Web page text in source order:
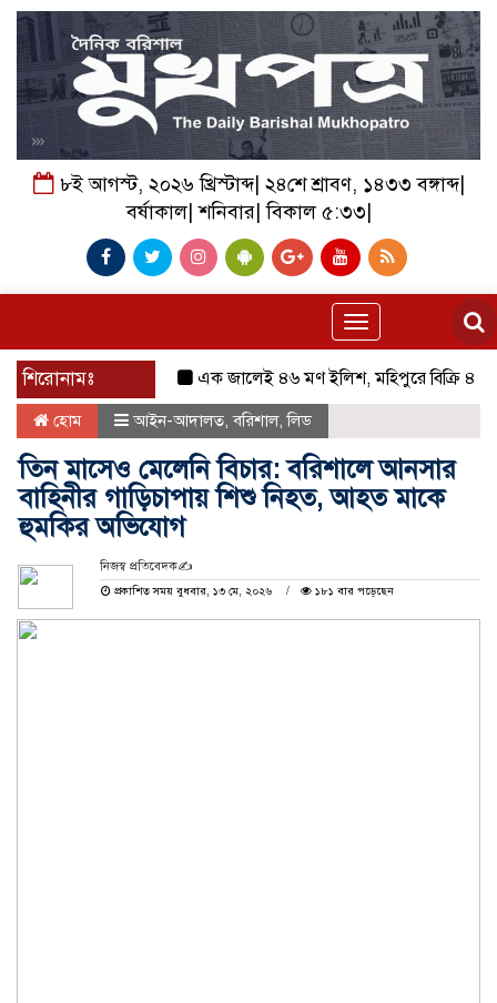
৮ই আগস্ট, ২০২৬ খ্রিস্টাব্দ| ২৪শে শ্রাবণ, ১৪৩৩ বঙ্গাব্দ|
বর্ষাকাল| শনিবার| বিকাল ৫:৩৩|
Toggle
navigation
শিরোনামঃ এক জালেই ৪৬ মণ ইলিশ, মহিপুরে বিক্রি ৪৮ লাখ
হোম আইন-আদালত,বরিশাল,লিড
তিন মাসেও মেলেনি বিচার: বরিশালে আনসার
বাহিনীর গাড়িচাপায় শিশু নিহত, আহত মাকে
হুমকির অভিযোগ
নিজস্ব প্রতিবেদক✍️
প্রকাশিত সময় বুধবার, ১৩ মে, ২০২৬
১৮১ বার পড়েছেন